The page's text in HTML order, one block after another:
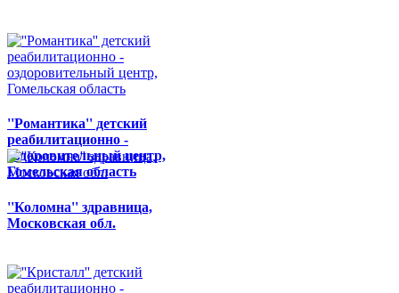
''Романтика'' детский
реабилитационно -
оздоровительный центр,
Гомельская область
''Коломна'' здравница,
Московская обл.